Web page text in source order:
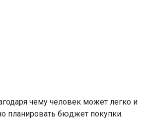
чему человек может легко и
планировать бюджет покупки.